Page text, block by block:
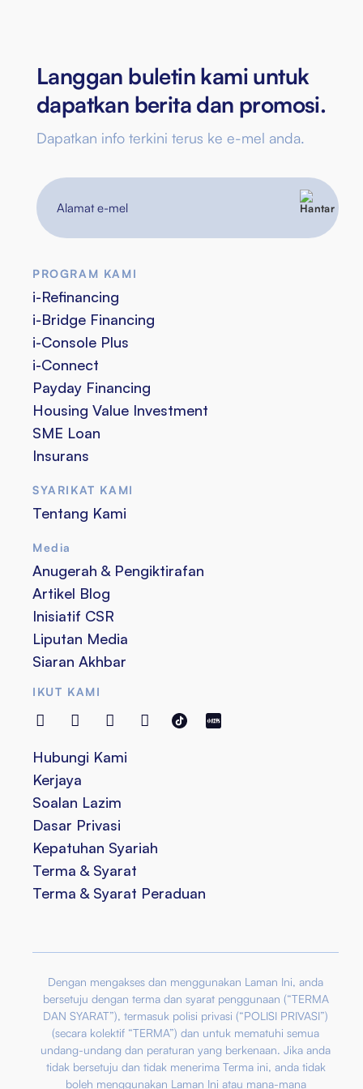
Langgan buletin kami untuk
dapatkan berita dan promosi.
Dapatkan info terkini terus ke e-mel anda.
mel
PROGRAM KAMI
i-Refinancing
i-Bridge Financing
i-Console Plus
i-Connect
Payday Financing
Housing Value Investment
SME Loan
Insurans
SYARIKAT KAMI
Tentang Kami
Media
Anugerah & Pengiktirafan
Artikel Blog
Inisiatif CSR
Liputan Media
Siaran Akhbar
IKUT KAMI
Hubungi Kami
Kerjaya
Soalan Lazim
Dasar Privasi
Kepatuhan Syariah
Terma & Syarat
Terma & Syarat Peraduan
Dengan mengakses dan menggunakan Laman Ini, anda
bersetuju dengan terma dan syarat penggunaan (“TERMA
DAN SYARAT”), termasuk polisi privasi (“POLISI PRIVASI”)
(secara kolektif “TERMA”) dan untuk mematuhi semua
undang-undang dan peraturan yang berkenaan. Jika anda
tidak bersetuju dan tidak menerima Terma ini, anda tidak
boleh menggunakan Laman Ini atau mana-mana